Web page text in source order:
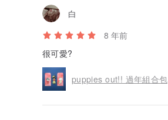
白
8 年前
很可愛?
puppies out!! 過年組合包